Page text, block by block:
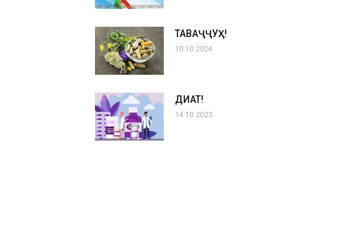
ТАВАҶҶУҲ!
10.10.2024
ДИҚҚАТ!
14.10.2023